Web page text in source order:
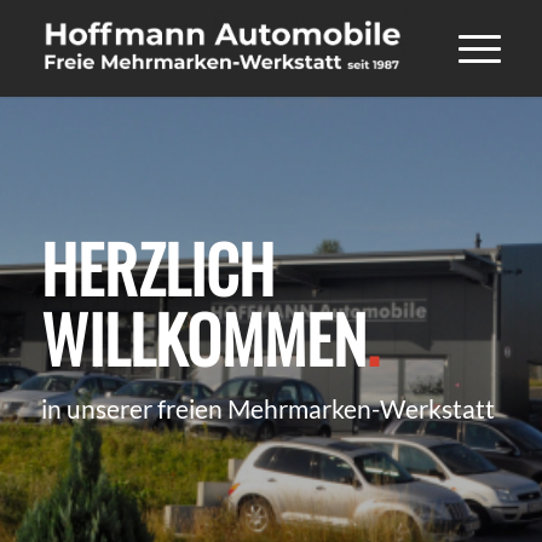
HERZLICH
WILLKOMMEN.
in unserer freien Mehrmarken-Werkstatt